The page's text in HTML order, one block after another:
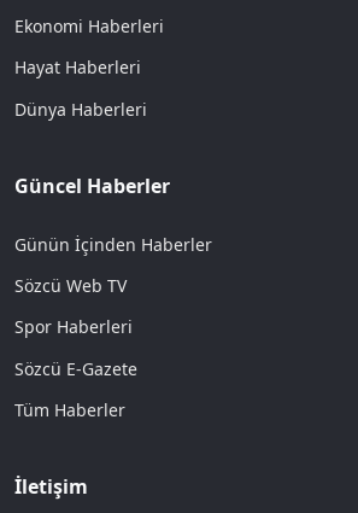
Ekonomi Haberleri
Hayat Haberleri
Dünya Haberleri
Güncel Haberler
Günün İçinden Haberler
Sözcü Web TV
Spor Haberleri
Sözcü E-Gazete
Tüm Haberler
İletişim